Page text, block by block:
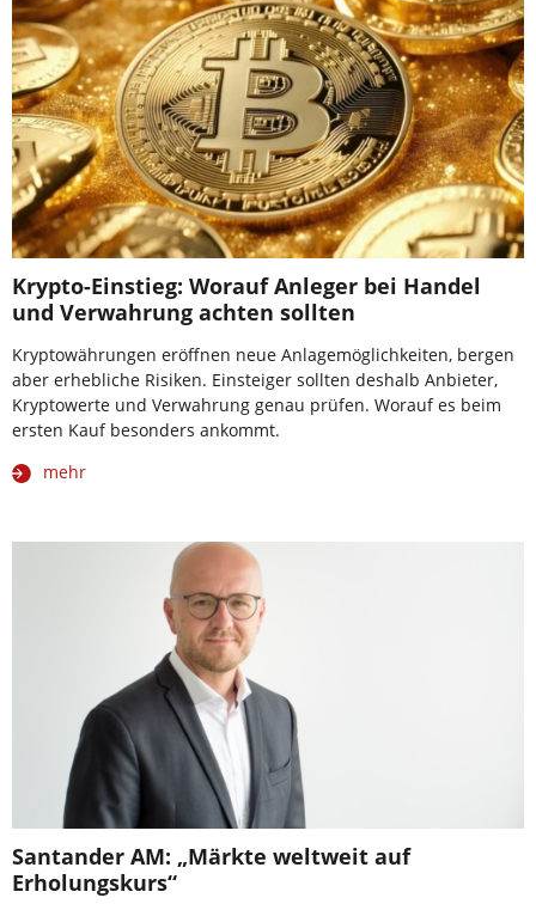
Krypto-Einstieg: Worauf Anleger bei Handel
und Verwahrung achten sollten
Kryptowährungen eröffnen neue Anlagemöglichkeiten, bergen
aber erhebliche Risiken. Einsteiger sollten deshalb Anbieter,
Kryptowerte und Verwahrung genau prüfen. Worauf es beim
ersten Kauf besonders ankommt.
mehr
Santander AM: „Märkte weltweit auf
Erholungskurs“